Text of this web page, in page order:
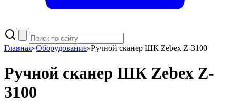
Главная»Оборудование»Ручной сканер ШК Zebex Z-3100
Ручной сканер ШК Zebex Z-
3100